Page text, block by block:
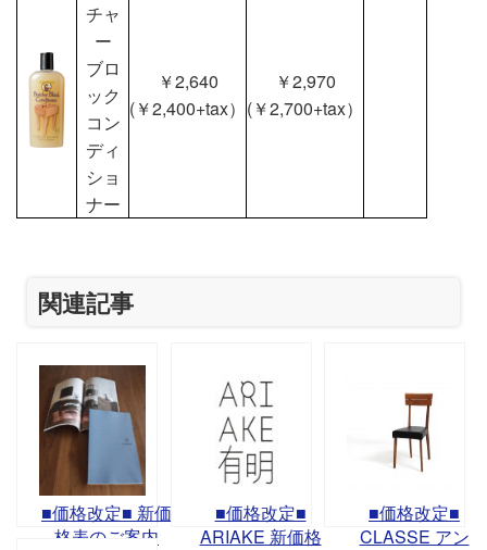
チャ
ー
ブロ
ック
コン
ディ
ショ
ナー
￥2,640
(￥2,400+tax）
￥2,970
(￥2,700+tax）
関連記事
■価格改定■ 新価
格表のご案内
■価格改定■
ARIAKE 新価格
■価格改定■
CLASSE アン